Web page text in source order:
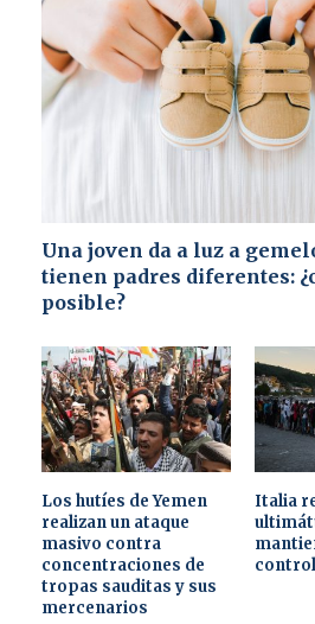
Una joven da a luz a
tienen padres diferentes:
posible?
Los hutíes de Yemen
realizan un ataque
masivo contra
concentraciones de
tropas sauditas y sus
mercenarios
Italia